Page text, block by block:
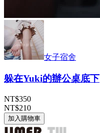
女子宿舍
躲在Yuki的辦公桌底下
NT$350
NT$210
加入購物車